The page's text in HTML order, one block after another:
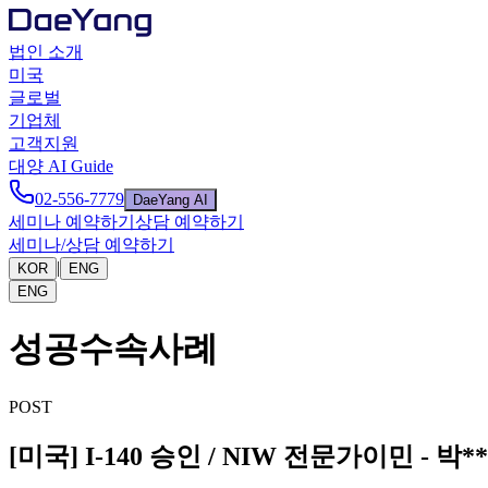
법인 소개
미국
글로벌
기업체
고객지원
대양 AI Guide
02-556-7779
DaeYang AI
세미나 예약하기 상담 예약하기
세미나/상담 예약하기
KOR |
ENG
ENG
성공수속사례
POST
[미국] I-140 승인 / NIW 전문가이민 - 박